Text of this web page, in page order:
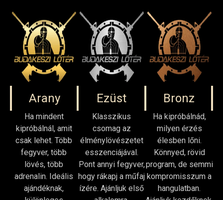
Arany
Ha mindent
kipróbálnál, amit
csak lehet. Több
fegyver, több
lövés, több
adrenalin. Ideális
ajándéknak,
Ezüst
Klasszikus
csomag az
élménylövészetet
esszenciájával.
Pont annyi fegyver,
hogy rákapj a műfaj
ízére. Ajánljuk első
Bronz
Ha kipróbálnád,
milyen érzés
élesben lőni.
Könnyed, rövid
program, de semmi
kompromisszum a
hangulatban.